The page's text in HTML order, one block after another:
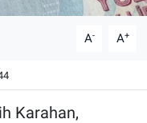
A- A+
Karahan,